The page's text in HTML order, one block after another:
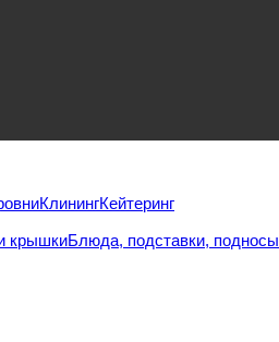
КлинингКейтеринг
крышкиБлюда, подставки, подносы